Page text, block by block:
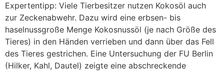
Expertentipp: Viele Tierbesitzer nutzen Kokosöl auch
zur Zeckenabwehr. Dazu wird eine erbsen- bis
haselnussgroße Menge Kokosnussöl (je nach Größe des
Tieres) in den Händen verrieben und dann über das Fell
des Tieres gestrichen. Eine Untersuchung der FU Berlin
(Hilker, Kahl, Dautel) zeigte eine abschreckende